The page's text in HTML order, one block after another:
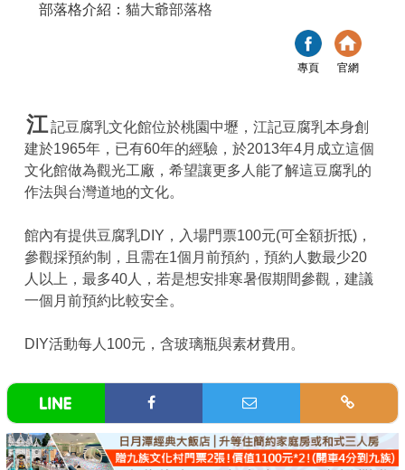
部落格介紹： 貓大爺部落格
專頁 官網
江記豆腐乳文化館位於桃園中壢，江記豆腐乳本身創
建於1965年，已有60年的經驗，於2013年4月成立這個
文化館做為觀光工廠，希望讓更多人能了解這豆腐乳的
作法與台灣道地的文化。
館內有提供豆腐乳DIY，入場門票100元(可全額折抵)，
參觀採預約制，且需在1個月前預約，預約人數最少20
人以上，最多40人，若是想安排寒暑假期間參觀，建議
一個月前預約比較安全。
DIY活動每人100元，含玻璃瓶與素材費用。